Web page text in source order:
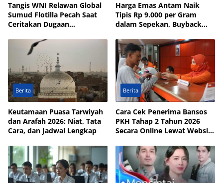
Tangis WNI Relawan Global
Sumud Flotilla Pecah Saat
Ceritakan Dugaan
Harga Emas Antam Naik
Tipis Rp 9.000 per Gram
dalam Sepekan, Buyback
Berita
Keutamaan Puasa Tarwiyah
dan Arafah 2026: Niat, Tata
Cara, dan Jadwal Lengkap
Berita
Cara Cek Penerima Bansos
PKH Tahap 2 Tahun 2026
Secara Online Lewat Website